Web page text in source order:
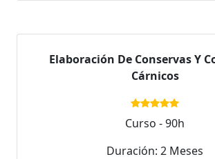
Elaboración De Conservas Y
Cárnicos
Curso - 90h
Duración: 2 Meses